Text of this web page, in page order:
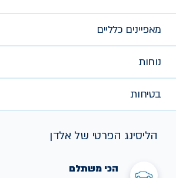
מאפיינים כלליים
נוחות
בטיחות
הליסינג הפרטי של אלדן
הכי משתלם